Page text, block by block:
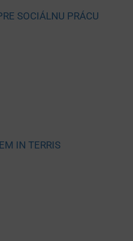
SOCIÁLNU PRÁCU
IN TERRIS